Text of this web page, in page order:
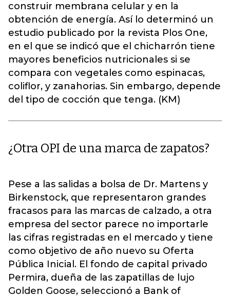
construir membrana celular y en la
obtención de energía. Así lo determinó un
estudio publicado por la revista Plos One,
en el que se indicó que el chicharrón tiene
mayores beneficios nutricionales si se
compara con vegetales como espinacas,
coliflor, y zanahorias. Sin embargo, depende
del tipo de cocción que tenga. (KM)
¿Otra OPI de una marca de zapatos?
Pese a las salidas a bolsa de Dr. Martens y
Birkenstock, que representaron grandes
fracasos para las marcas de calzado, a otra
empresa del sector parece no importarle
las cifras registradas en el mercado y tiene
como objetivo de año nuevo su Oferta
Pública Inicial. El fondo de capital privado
Permira, dueña de las zapatillas de lujo
Golden Goose, seleccionó a Bank of